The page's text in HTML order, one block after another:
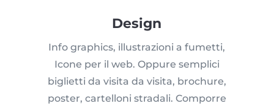
Design
Info graphics, illustrazioni a fumetti,
Icone per il web. Oppure semplici
biglietti da visita da visita, brochure,
poster, cartelloni stradali. Comporre